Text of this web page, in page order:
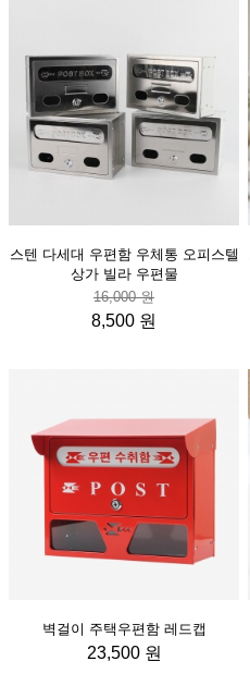
스텐 다세대 우편함 우체통 오피스텔
상가 빌라 우편물
16,000 원
8,500 원
벽걸이 주택우편함 레드캡
23,500 원